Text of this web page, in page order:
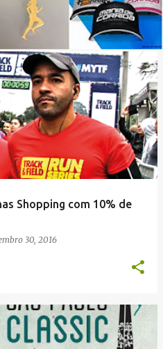
Shopping com 10% de
30, 2016